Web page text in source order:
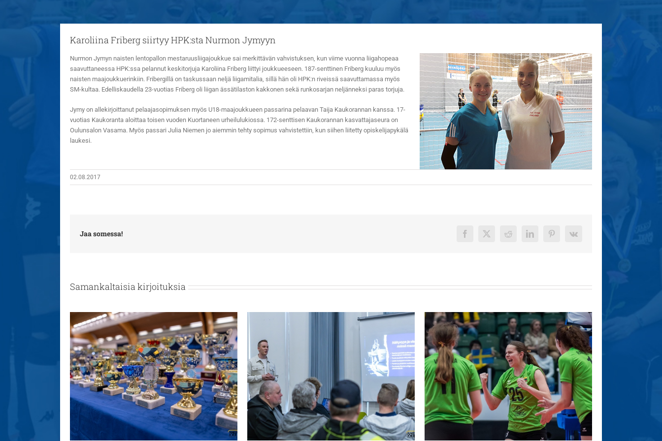
Karoliina Friberg siirtyy HPK:sta Nurmon Jymyyn
Nurmon Jymyn naisten lentopallon mestaruusliigajoukkue sai merkittävän vahvistuksen, kun viime vuonna liigahopeaa
saavuttaneessa HPK:ssa pelannut keskitorjuja Karoliina Friberg liittyi joukkueeseen. 187-senttinen Friberg kuuluu myös
naisten maajoukkuerinkiin. Fribergillä on taskussaan neljä liigamitalia, sillä hän oli HPK:n riveissä saavuttamassa myös
SM-kultaa. Edelliskaudella 23-vuotias Friberg oli liigan ässätilaston kakkonen sekä runkosarjan neljänneksi paras torjuja.
Jymy on allekirjoittanut pelaajasopimuksen myös U18-maajoukkueen passarina pelaavan Taija Kaukorannan kanssa. 17-
vuotias Kaukoranta aloittaa toisen vuoden Kuortaneen urheilulukiossa. 172-senttisen Kaukorannan kasvattajaseura on
Oulunsalon Vasama. Myös passari Julia Niemen jo aiemmin tehty sopimus vahvistettiin, kun siihen liitetty opiskelijapykälä
laukesi.
02.08.2017
Jaa somessa! Facebook
X Reddit LinkedInPinterest
Vk
Samankaltaisia kirjoituksia